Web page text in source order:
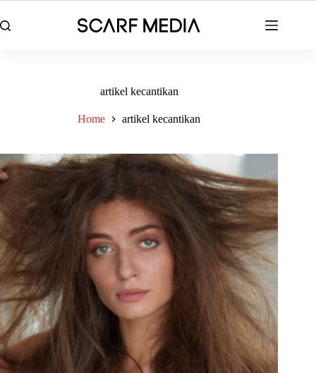
to
content
artikel kecantikan
Home artikel kecantikan